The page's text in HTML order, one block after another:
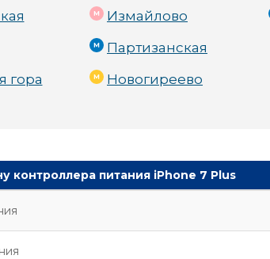
гора
Измайлово
Партизанская
Новогиреево
контроллера питания iPhone 7 Plus